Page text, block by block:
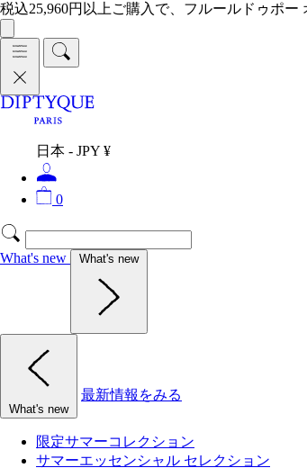
税込25,960円以上ご購入で、フルールドゥポー
日本 - JPY ¥
0
What's new What's new
What's new
最新情報をみる
限定サマーコレクション
サマーエッセンシャル セレクション